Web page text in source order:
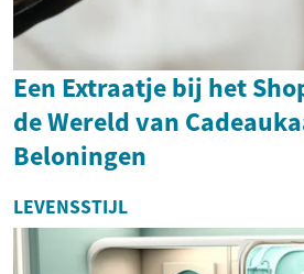
Een Extraatje bij het
de Wereld van
Beloningen
LEVENSSTIJL